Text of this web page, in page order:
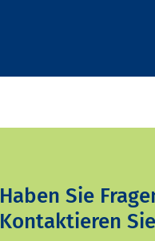
Haben Sie
Kontaktieren